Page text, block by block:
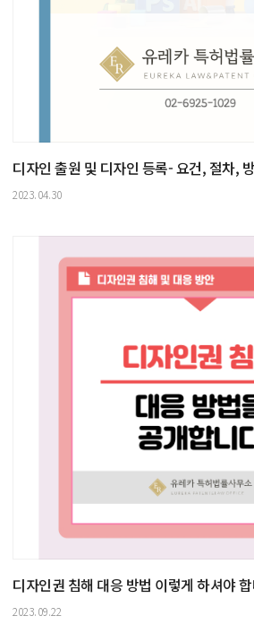
디자인 출원 및 디자인 등록- 요건, 절차,
2023.04.30
디자인권 침해 대응 방법 이렇게 하셔야
2023.09.22